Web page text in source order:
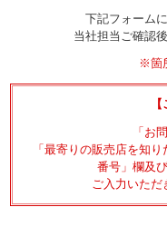
下記フォーム
当社担当ご確認
※箇
「お
「最寄りの販売店を知
番号」欄及
ご入力いただ